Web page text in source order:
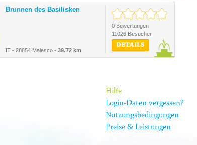
Brunnen des Basilisken
IT - 28854 Malesco - 39.72 km
0 Bewertungen
11026 Besucher
DETAILS
Hilfe
Login-Daten vergessen?
Nutzungsbedingungen
Preise & Leistungen